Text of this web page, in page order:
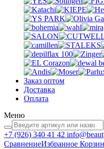
Заказ оптом
Доставка
Оплата
Меню
+7 (926) 340 41 42
СравнениеИзбранное